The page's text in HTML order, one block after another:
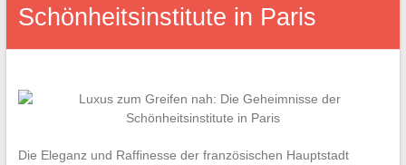
Schönheitsinstitute in Paris
Die Eleganz und Raffinesse der französischen Hauptstadt